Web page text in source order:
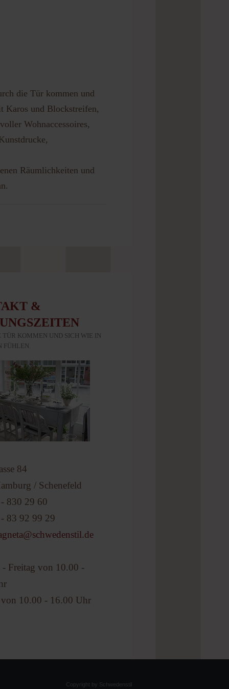
die Tür kommen und
Karos und Blockstreifen,
Wohnaccessoires,
Räumlichkeiten und
&
TÜR KOMMEN UND SICH WIE IN
FÜHLEN.
84
/ Schenefeld
830 29 60
83 92 99 29
- Freitag von 10.00 -
von 10.00 - 16.00 Uhr
Copyright by Schwedenstil